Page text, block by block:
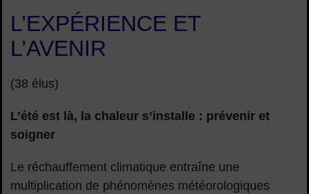
L’EXPÉRIENCE ET
L’AVENIR
(38 élus)
L’été est là, la chaleur s’installe : prévenir et
soigner
Le réchauffement climatique entraîne une
multiplication de phénomènes météorologiques